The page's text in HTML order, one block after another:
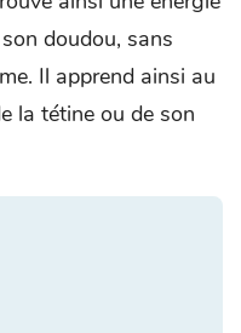
doudou, sans
Il apprend ainsi au
la tétine ou de son